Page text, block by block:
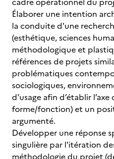
Élaborer une intention
la conduite d'une
(esthétique, sciences
méthodologique et
références de projets
problématiques
sociologiques,
d’usage afin d’établir
forme/fonction) et un
argumenté.
Développer une réponse
singulière par l'itération
méthodologie du projet